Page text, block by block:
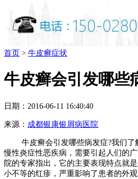
首页 > 牛皮癣症状
牛皮癣会引发哪些
日期：2016-06-11 16:40:40
来源： 成都银康银屑病医院
牛皮癣会引发哪些病发症?我们了
慢性炎症性恶疾病，需要引起人们的
院的专家指出，它的主要表现特点就
小不等的红疹，严重影响了患者的外